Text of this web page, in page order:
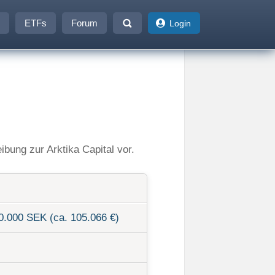
ETFs Forum Login
zur Arktika Capital vor.
SEK (ca. 105.066 €)